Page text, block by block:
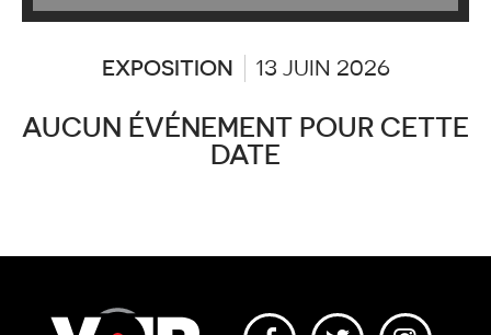
les
EXPOSITION 13 JUIN 2026
AUCUN ÉVÉNEMENT POUR CETTE
DATE